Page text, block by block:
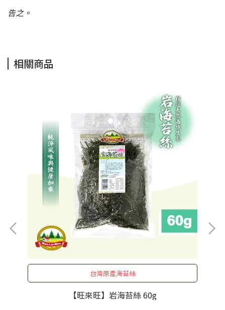
告之。
相關商品
台灣原產海苔絲
【旺來旺】岩海苔絲 60g